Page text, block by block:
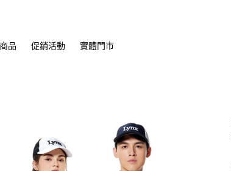
品 促銷活動 實體門市